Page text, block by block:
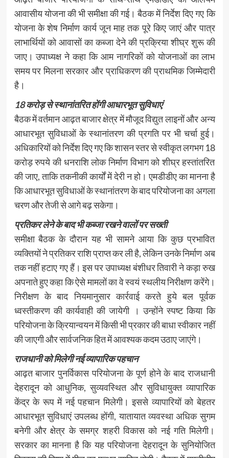
आवासीय योजना की भी समीक्षा की गई। बैठक में निर्देश दिए गए कि
योजना के शेष निर्माण कार्य जून माह तक पूरे किए जाएं और पात्र
लाभार्थियों को आवासों का कब्जा देने की प्रक्रिया शीघ्र शुरू की
जाए। उपाध्यक्ष ने कहा कि आम नागरिकों को योजनाओं का लाभ
समय पर मिलना सरकार और प्राधिकरण की प्राथमिक जिम्मेदारी
है।
18 करोड़ से स्थानांतरित होंगी आधारभूत सुविधाएं
बैठक में वर्तमान आढ़त बाजार क्षेत्र में मौजूद विद्युत लाइनों और अन्य
आधारभूत सुविधाओं के स्थानांतरण की प्रगति पर भी चर्चा हुई।
अधिकारियों को निर्देश दिए गए कि शासन स्तर से स्वीकृत लगभग 18
करोड़ रुपये की धनराशि लोक निर्माण विभाग को शीघ्र हस्तांतरित
की जाए, ताकि तकनीकी कार्यों में देरी न हो। एमडीडीए का मानना है
कि आधारभूत सुविधाओं के स्थानांतरण के बाद परियोजना का अगला
चरण और तेजी से आगे बढ़ सकेगा।
प्रतिकर लेने के बाद भी कब्जा रखने वालों पर सख्ती
समीक्षा बैठक के दौरान यह भी सामने आया कि कुछ प्रभावित
व्यक्तियों ने प्रतिकर राशि प्राप्त कर ली है, लेकिन उनके निर्माण अब
तक नहीं हटाए गए हैं। इस पर उपाध्यक्ष बंशीधर तिवारी ने कड़ा रुख
अपनाते हुए कहा कि ऐसे मामलों का वे स्वयं स्थलीय निरीक्षण करेंगे।
निरीक्षण के बाद नियमानुसार कार्रवाई करते हुये बल पूर्वक
ध्वस्तीकरण की कार्यवाही की जायेगी । उन्होंने स्पष्ट किया कि
परियोजना के क्रियान्वयन में किसी भी प्रकार की बाधा स्वीकार नहीं
की जाएगी और सार्वजनिक हित में आवश्यक कदम उठाए जाएंगे।
राजधानी को मिलेगी नई व्यापारिक पहचान
आढ़त बाजार पुनर्विकास परियोजना के पूर्ण होने के बाद राजधानी
देहरादून को आधुनिक, सुव्यवस्थित और सुविधायुक्त व्यापारिक
केंद्र के रूप में नई पहचान मिलेगी। इससे व्यापारियों को बेहतर
आधारभूत सुविधाएं उपलब्ध होंगी, यातायात व्यवस्था अधिक सुगम
बनेगी और क्षेत्र के समग्र शहरी विकास को नई गति मिलेगी।
सरकार का मानना है कि यह परियोजना देहरादून के सुनियोजित